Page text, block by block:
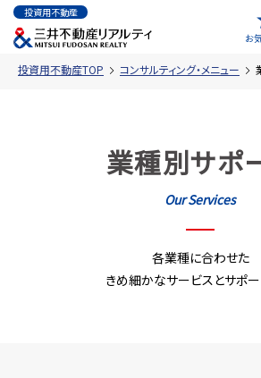
投資用不動産
お
投資用不動産TOP コンサルティング・メニュー
業種別サポ
Our Services
各業種に合わせた
きめ細かなサービスとサポ